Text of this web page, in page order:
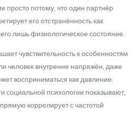
просто потому, что один партнёр
его отстранённость как
лишь физиологическое состояние.
чувствительность к особенностям
человек внутренне напряжён, даже
восприниматься как давление.
социальной психологии показывают,
коррелирует с частотой